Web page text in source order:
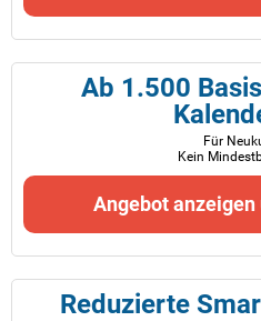
Ab 1.500
Für
Kein
Angebot anzeigen
Reduzierte